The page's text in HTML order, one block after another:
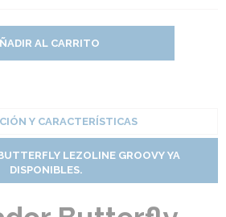
AL CARRITO
Y CARACTERÍSTICAS
LEZOLINE GROOVY YA
DISPONIBLES.